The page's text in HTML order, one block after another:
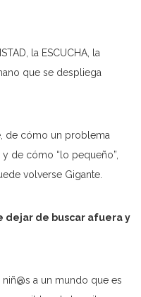
la ESCUCHA, la
que se despliega
de cómo un problema
de cómo “lo pequeño”,
volverse Gigante.
dejar de buscar afuera y
a un mundo que es